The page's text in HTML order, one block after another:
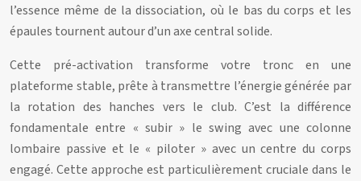
l’essence même de la dissociation, où le bas du corps et les
épaules tournent autour d’un axe central solide.
Cette pré-activation transforme votre tronc en une
plateforme stable, prête à transmettre l’énergie générée par
la rotation des hanches vers le club. C’est la différence
fondamentale entre « subir » le swing avec une colonne
lombaire passive et le « piloter » avec un centre du corps
engagé. Cette approche est particulièrement cruciale dans le